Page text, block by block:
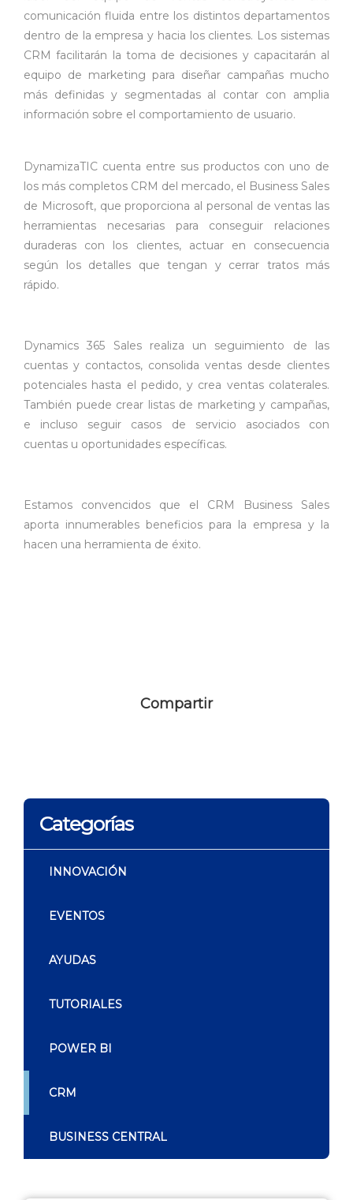
comunicación fluida entre los distintos departamentos
dentro de la empresa y hacia los clientes. Los sistemas
CRM facilitarán la toma de decisiones y capacitarán al
equipo de marketing para diseñar campañas mucho
más definidas y segmentadas al contar con amplia
información sobre el comportamiento de usuario.
DynamizaTIC cuenta entre sus productos con uno de
los más completos CRM del mercado, el Business Sales
de Microsoft, que proporciona al personal de ventas las
herramientas necesarias para conseguir relaciones
duraderas con los clientes, actuar en consecuencia
según los detalles que tengan y cerrar tratos más
rápido.
Dynamics 365 Sales realiza un seguimiento de las
cuentas y contactos, consolida ventas desde clientes
potenciales hasta el pedido, y crea ventas colaterales.
También puede crear listas de marketing y campañas,
e incluso seguir casos de servicio asociados con
cuentas u oportunidades específicas.
Estamos convencidos que el CRM Business Sales
aporta innumerables beneficios para la empresa y la
hacen una herramienta de éxito.
Compartir
Categorías
INNOVACIÓN
EVENTOS
AYUDAS
TUTORIALES
POWER BI
CRM
BUSINESS CENTRAL